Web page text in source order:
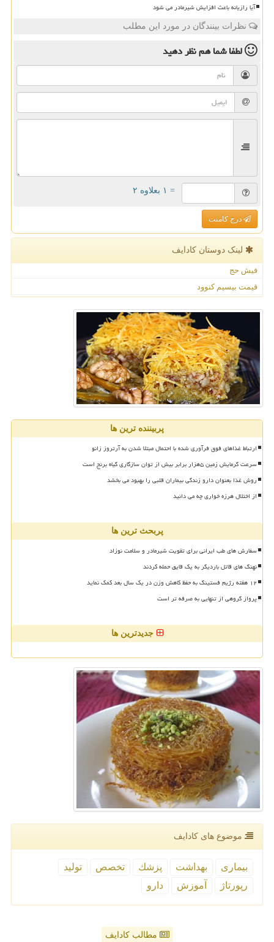
آیا رازیانه باعث افزایش شیرمادر می شود
نظرات بینندگان در مورد این مطلب
لطفا شما همنظر دهید
= ۱ بعلاوه ۲
درج کامنت
لینک دوستان كادایف
فیش حج
قیمت بیسیم کنوود
پربیننده ترین ها
ارتباط غذاهای فوق فرآوری شده با احتمال مبتلا شدن به آرتروز زانو
سرعت گرمایش زمین ۵هزار برابر بیش از توان سازگاری گیاه برنج است
روش غذا بعنوان دارو زندگی بیماران قلبی را بهبود می بخشد
از اختلال هرزه خواری چه می دانید
پربحث ترین ها
سفارش های طب ایرانی برای تقویت شیرمادر و سلامت نوزاد
نهنگ های قاتل باردیگر به یک قایق حمله کردند
۱۲ هفته رژیم فستینگ به حفظ کاهش وزن در یک سال بعد کمک نماید
پرواز گروهی از تنهایی به صرفه تر است
جدیدترین ها
موضوع های كادایف
بیماری بهداشت پزشك تخصص
تولید
رپورتاژ
آموزش دارو
مطالب کادایف